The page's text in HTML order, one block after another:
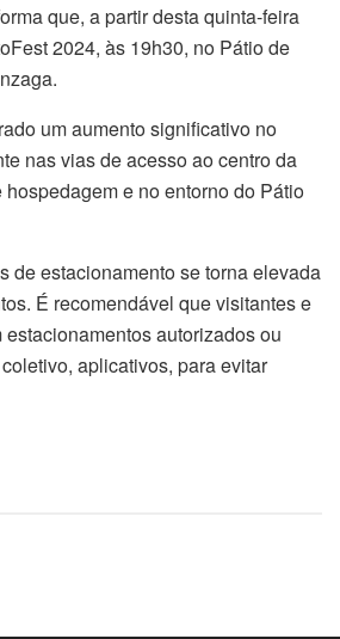
que, a partir desta quinta-feira
2024, às 19h30, no Pátio de
um aumento significativo no
nas vias de acesso ao centro da
e no entorno do Pátio
de estacionamento se torna elevada
É recomendável que visitantes e
autorizados ou
aplicativos, para evitar